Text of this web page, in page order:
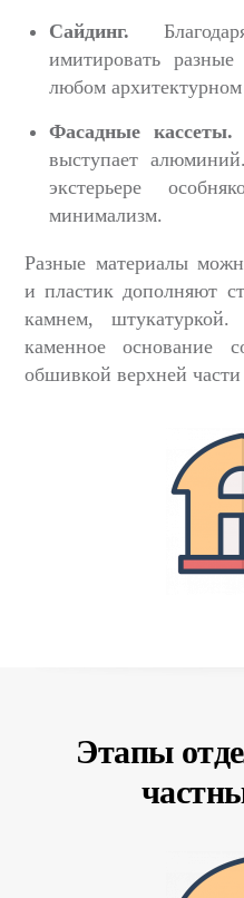
Сайдинг.
имитировать
любом
Фасадные кассеты.
выступает
экстерьере
минимализм.
Разные материалы
и пластик дополняют
камнем,
каменное основание
обшивкой верхней части
Этапы